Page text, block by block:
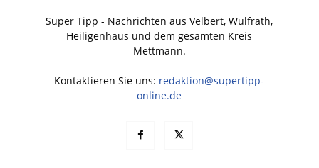
Super Tipp - Nachrichten aus Velbert, Wülfrath,
Heiligenhaus und dem gesamten Kreis
Mettmann.
Kontaktieren Sie uns: redaktion@supertipp-
online.de